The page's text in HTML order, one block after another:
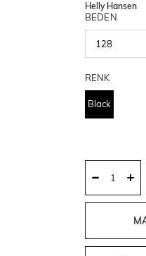
Helly Hansen
BEDEN
RENK
Black